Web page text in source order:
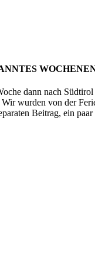
dann nach
wurden von der
Beitrag, ein